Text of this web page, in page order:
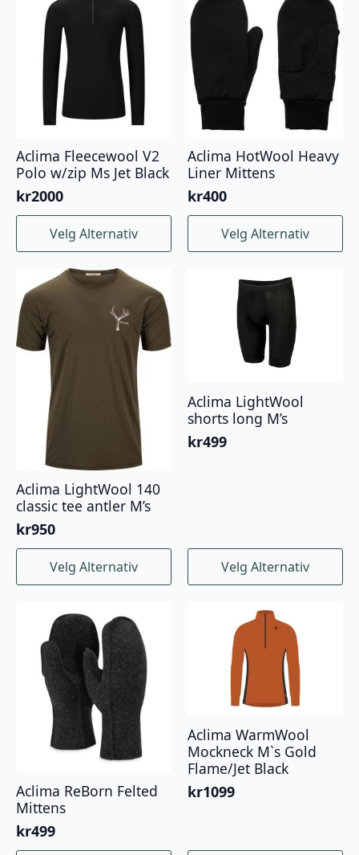
Alternativene
velges
produktsiden
Alternativene
kan
velges
på
produktsiden
Aclima Fleecewool V2
Polo w/zip Ms Jet Black
kr2000
Velg Alternativ
Dette
produktet
varianter.
Alternativene
kan
velges
produktsiden
Aclima HotWool Heavy
Liner Mittens
kr400
Velg Alternativ
Dette
produktet
varianter.
Alternativene
Aclima LightWool 140
classic tee antler M’s
kr950
Velg Alternativ
Dette
produktet
varianter.
Alternativene
velges
produktsiden
Aclima LightWool
shorts long M’s
kr499
Velg Alternativ
Dette
produktet
varianter.
Alternativene
Aclima ReBorn Felted
Mittens
kr499
Aclima WarmWool
Mockneck M`s Gold
Flame/Jet Black
kr1099